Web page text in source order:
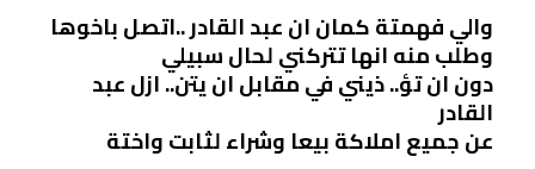
والي فهمتة كمان ان عبد القادر ..اتصل باخوها
وطلب منه انها تتركني لحال سبيلي
دون ان تؤ.. ذيني في مقابل ان يتن.. ازل عبد
القادر
عن جميع املاكة بيعا وشراء لثابت واختة